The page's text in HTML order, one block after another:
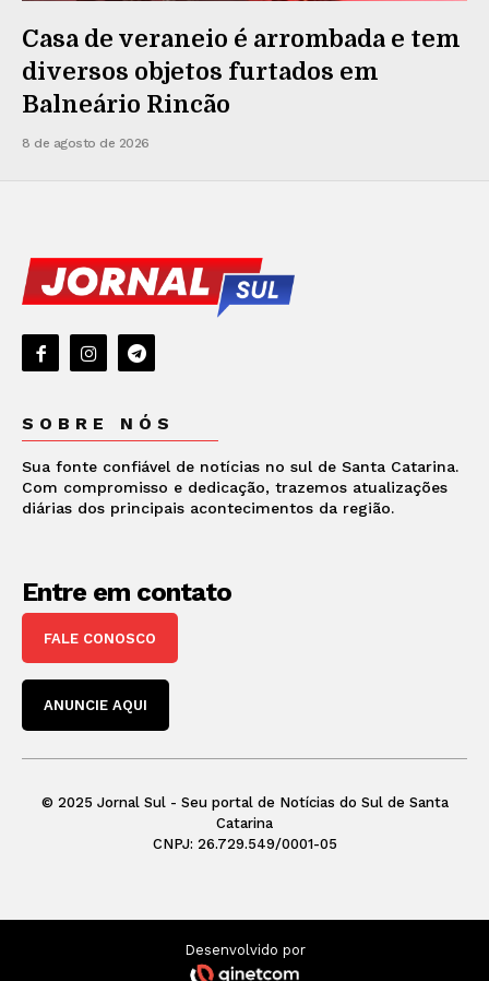
Casa de veraneio é arrombada e tem
diversos objetos furtados em
Balneário Rincão
8 de agosto de 2026
SOBRE NÓS
Sua fonte confiável de notícias no sul de Santa Catarina.
Com compromisso e dedicação, trazemos atualizações
diárias dos principais acontecimentos da região.
Entre em contato
FALE CONOSCO
ANUNCIE AQUI
© 2025 Jornal Sul - Seu portal de Notícias do Sul de Santa
Catarina
CNPJ: 26.729.549/0001-05
Desenvolvido por